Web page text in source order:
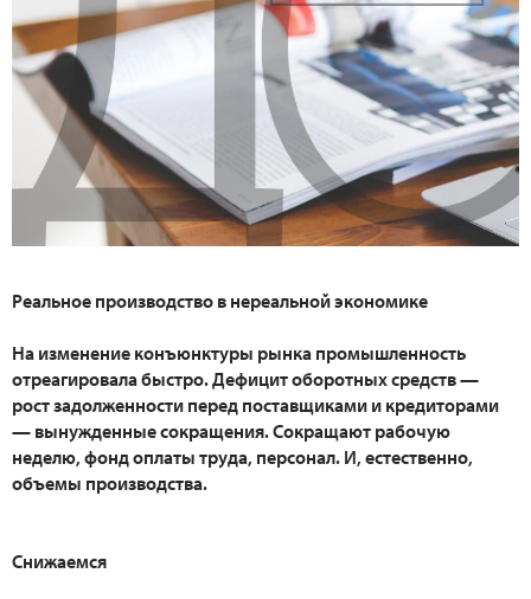
Реальное производство в нереальной экономике
На изменение конъюнктуры рынка промышленность
отреагировала быстро. Дефицит оборотных средств —
рост задолженности перед поставщиками и кредиторами
— вынужденные сокращения. Сокращают рабочую
неделю, фонд оплаты труда, персонал. И, естественно,
объемы производства.
Снижаемся